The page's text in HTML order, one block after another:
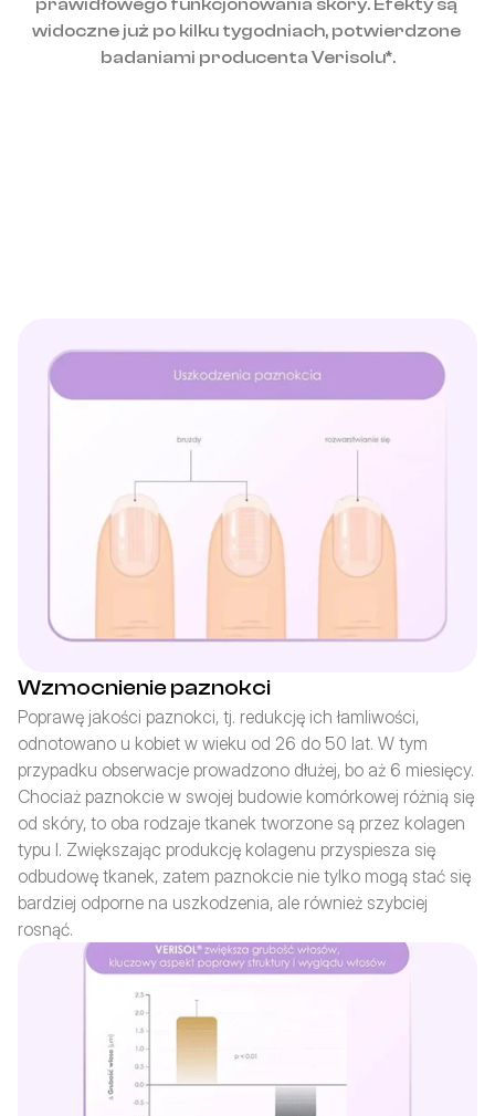
prawidłowego funkcjonowania skóry. Efekty są
widoczne już po kilku tygodniach, potwierdzone
badaniami producenta Verisolu*.
Wzmocnienie paznokci
Poprawę jakości paznokci, tj. redukcję ich łamliwości,
odnotowano u kobiet w wieku od 26 do 50 lat. W tym
przypadku obserwacje prowadzono dłużej, bo aż 6 miesięcy.
Chociaż paznokcie w swojej budowie komórkowej różnią się
od skóry, to oba rodzaje tkanek tworzone są przez kolagen
typu I. Zwiększając produkcję kolagenu przyspiesza się
odbudowę tkanek, zatem paznokcie nie tylko mogą stać się
bardziej odporne na uszkodzenia, ale również szybciej
rosnąć.